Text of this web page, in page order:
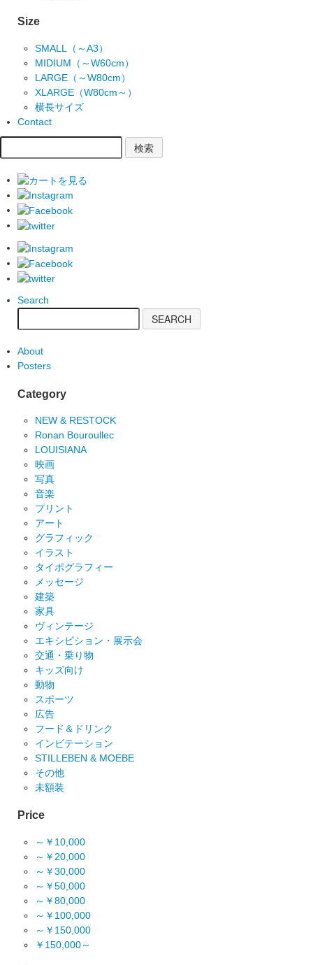
Size
SMALL（～A3）
MIDIUM（～W60cm）
LARGE（～W80cm）
XLARGE（W80cm～）
横長サイズ
Contact
Search
About
Posters
Category
NEW & RESTOCK
Ronan Bouroullec
LOUISIANA
映画
写真
音楽
プリント
アート
グラフィック
イラスト
タイポグラフィー
メッセージ
建築
家具
ヴィンテージ
エキシビション・展示会
交通・乗り物
キッズ向け
動物
スポーツ
広告
フード＆ドリンク
インビテーション
STILLEBEN & MOEBE
その他
未額装
Price
～￥10,000
～￥20,000
～￥30,000
～￥50,000
～￥80,000
～￥100,000
～￥150,000
￥150,000～